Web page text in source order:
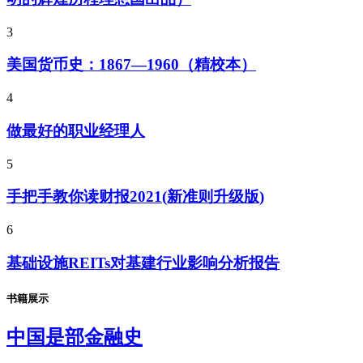
3
美国货币史：1867—1960（精校本）
4
做最好的职业经理人
5
手把手教你读财报2021(新准则升级版)
6
基础设施REITs对基建行业影响分析报告
书籍展示
中国是部金融史